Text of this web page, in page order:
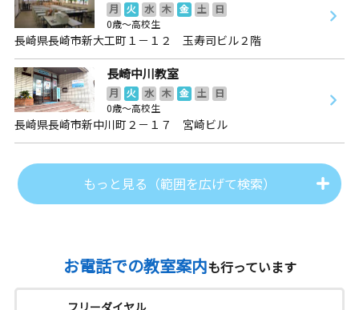
月 火 水 木 金 土
日
0歳～高校生
長崎県長崎市新大工町１－１２ 玉寿司ビル２階
長崎中川教室
月 火 水 木 金 土
日
0歳～高校生
長崎県長崎市新中川町２－１７ 宮崎ビル
もっと見る（範囲を広げて検索）
お電話での教室案内も行っています
フリーダイヤル